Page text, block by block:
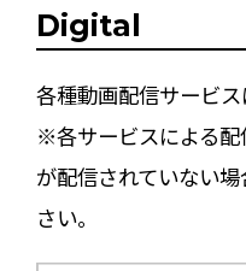
Digital
各種動画配信サービ
※各サービスによる
が配信されていない
さい。